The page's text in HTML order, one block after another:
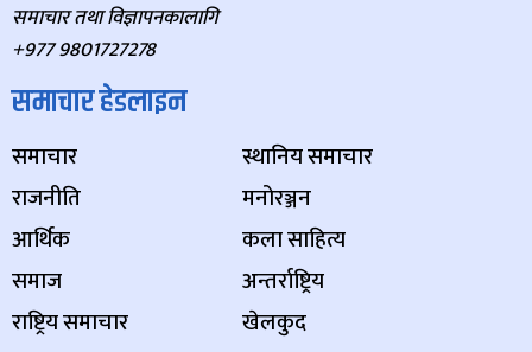
समाचार तथा विज्ञापनकालागि
+977 9801727278
समाचार हेडलाइन
समाचार
राजनीति
आर्थिक
समाज
राष्ट्रिय समाचार
स्थानिय समाचार
मनोरञ्जन
कला साहित्य
अन्तर्राष्ट्रिय
खेलकुद